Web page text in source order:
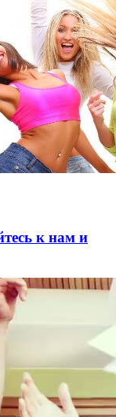
к нам и